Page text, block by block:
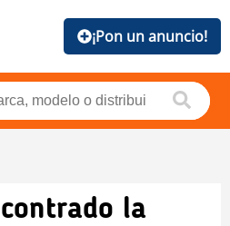
¡Pon un anuncio!
la